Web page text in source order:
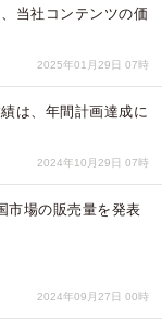
当社コンテンツの価
2025年01月29日 07時
は、年間計画達成に
2024年10月29日 07時
市場の販売量を発表
2024年09月27日 00時